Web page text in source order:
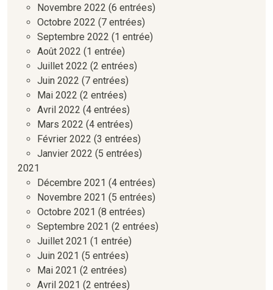
Novembre 2022 (6 entrées)
Octobre 2022 (7 entrées)
Septembre 2022 (1 entrée)
Août 2022 (1 entrée)
Juillet 2022 (2 entrées)
Juin 2022 (7 entrées)
Mai 2022 (2 entrées)
Avril 2022 (4 entrées)
Mars 2022 (4 entrées)
Février 2022 (3 entrées)
Janvier 2022 (5 entrées)
2021
Décembre 2021 (4 entrées)
Novembre 2021 (5 entrées)
Octobre 2021 (8 entrées)
Septembre 2021 (2 entrées)
Juillet 2021 (1 entrée)
Juin 2021 (5 entrées)
Mai 2021 (2 entrées)
Avril 2021 (2 entrées)